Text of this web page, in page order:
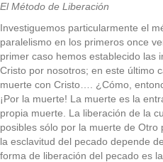
El Método de Liberación
Investiguemos particularmente el
paralelismo en los primeros once
primer caso hemos establecido las
Cristo por nosotros; en este último
muerte con Cristo…. ¿Cómo,
¡Por la muerte! La muerte es la
propia muerte. La liberación de la
posibles sólo por la muerte de
la esclavitud del pecado depende
forma de liberación del pecado es